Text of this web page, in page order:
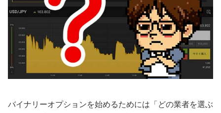
バイナリーオプションを始めるためには「どの業者を選ぶ